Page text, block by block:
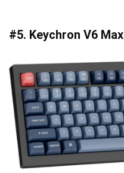
#5. Keychron V6 Max